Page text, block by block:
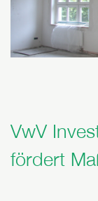
VwV
fördert